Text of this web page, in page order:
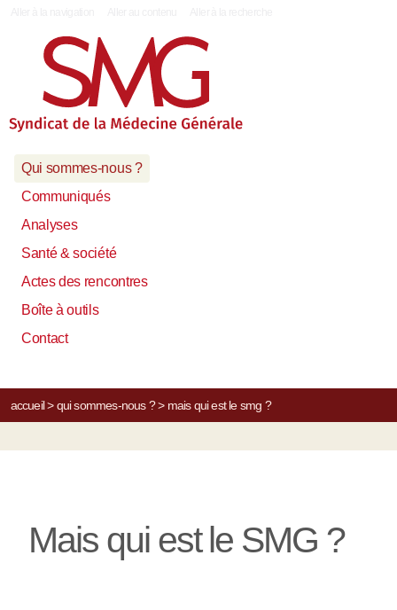
Qui sommes-nous ?
Communiqués
Analyses
Santé & société
Actes des rencontres
Boîte à outils
Contact
accueil> qui sommes-nous ?> mais qui est le smg ?
Mais qui est le SMG ?